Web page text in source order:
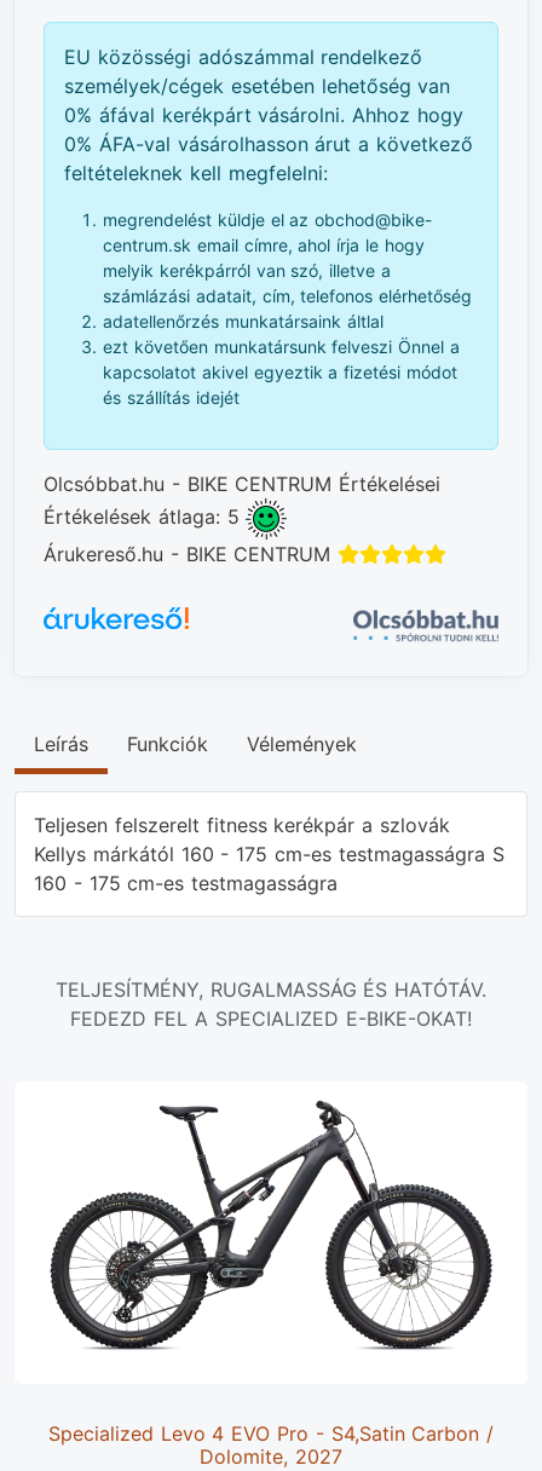
EU közösségi adószámmal rendelkező
személyek/cégek esetében lehetőség van
0% áfával kerékpárt vásárolni. Ahhoz hogy
0% ÁFA-val vásárolhasson árut a következő
feltételeknek kell megfelelni:
megrendelést küldje el az obchod@bike-
centrum.sk email címre, ahol írja le hogy
melyik kerékpárról van szó, illetve a
számlázási adatait, cím, telefonos elérhetőség
adatellenőrzés munkatársaink áltlal
ezt követően munkatársunk felveszi Önnel a
kapcsolatot akivel egyeztik a fizetési módot
és szállítás idejét
Olcsóbbat.hu - BIKE CENTRUM Értékelései
Értékelések átlaga: 5
Árukereső.hu - BIKE CENTRUM
Leírás Funkciók Vélemények
Teljesen felszerelt fitness kerékpár a szlovák
Kellys márkától 160 - 175 cm-es testmagasságra S
160 - 175 cm-es testmagasságra
TELJESÍTMÉNY, RUGALMASSÁG ÉS HATÓTÁV.
FEDEZD FEL A SPECIALIZED E-BIKE-OKAT!
Specialized Levo 4 EVO Pro - S4,Satin Carbon /
Dolomite, 2027